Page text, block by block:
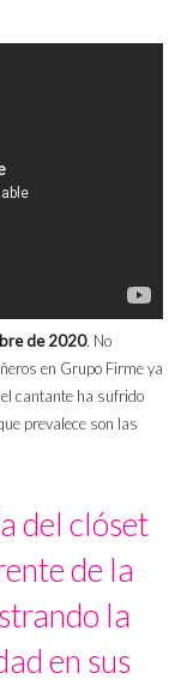
de 2020. No
en Grupo Firme ya
cantante ha sufrido
prevalece son las
del clóset
de la
la
en sus